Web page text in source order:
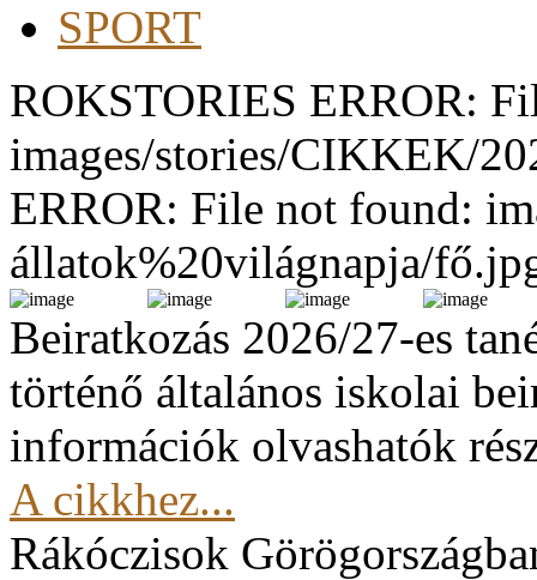
SPORT
ROKSTORIES ERROR:
images/stories/CIKKEK/
ERROR: File not found:
állatok%20világnapja/
Beiratkozás 2026/27-es
történő általános iskolai
információk olvashatók
A cikkhez...
Rákóczisok